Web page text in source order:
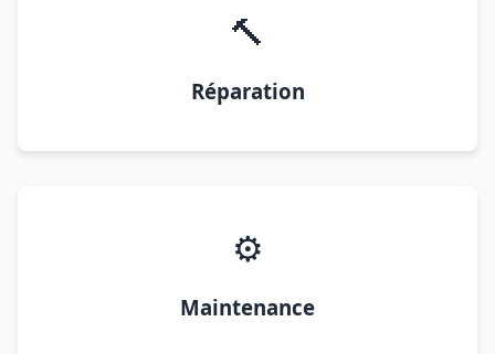
🔨
Réparation
⚙️
Maintenance